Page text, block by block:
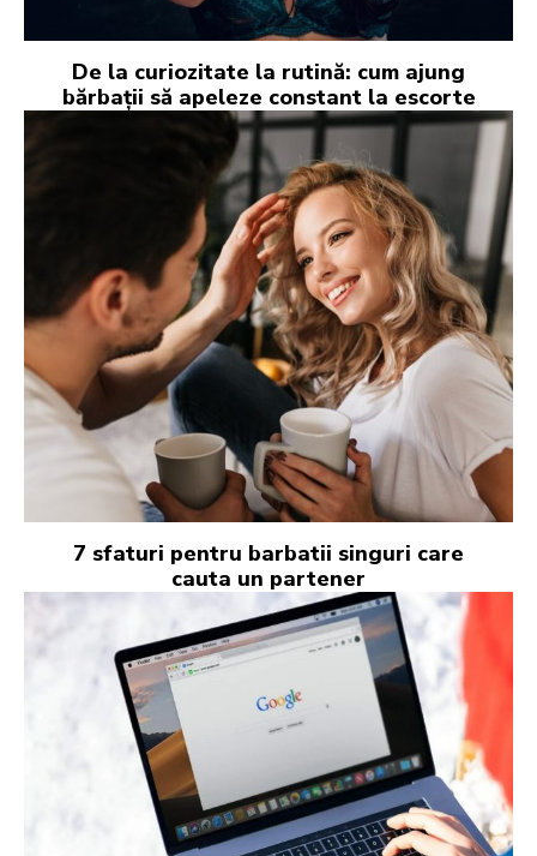
De la curiozitate la rutină: cum ajung
bărbații să apeleze constant la escorte
7 sfaturi pentru barbatii singuri care
cauta un partener